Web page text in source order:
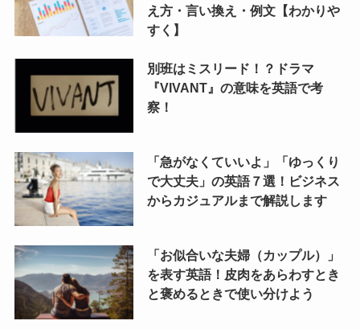
え方・言い換え・例文【わかりや
すく】
別班はミスリード！？ドラマ
『VIVANT』の意味を英語で考
察！
「急がなくていいよ」「ゆっくり
で大丈夫」の英語７選！ビジネス
からカジュアルまで解説します
「お似合いな夫婦（カップル）」
を表す英語！皮肉をあらわすとき
と褒めるときで使い分けよう